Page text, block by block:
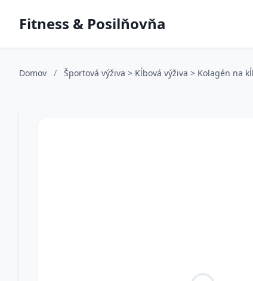
Fitness & Posilňovňa
Domov / Športová výživa > Kĺbová výživa > Kolagén na